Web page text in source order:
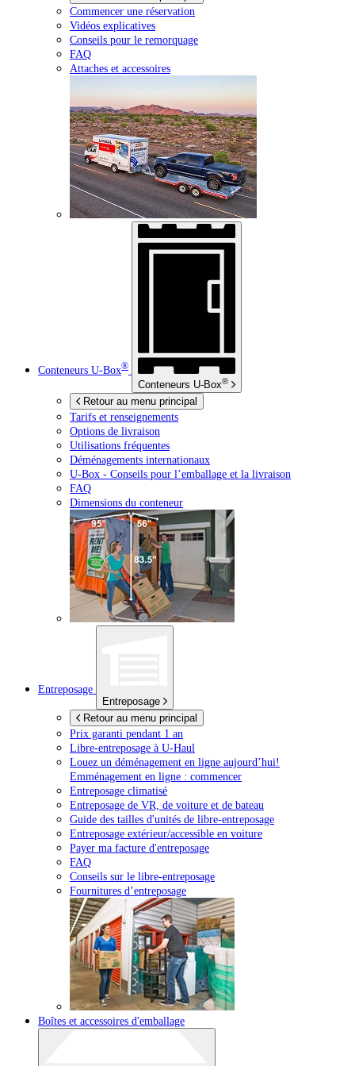
Commencer une réservation
Vidéos explicatives
Conseils pour le remorquage
FAQ
Attaches et accessoires
Conteneurs U-Box®
Conteneurs U-Box®
Retour au menu principal
Tarifs et renseignements
Options de livraison
Utilisations fréquentes
Déménagements internationaux
U-Box - Conseils pour l’emballage et la livraison
FAQ
Dimensions du conteneur
Entreposage
Entreposage
Retour au menu principal
Prix garanti pendant 1 an
Libre-entreposage à U-Haul
Louez un déménagement en ligne aujourd’hui!
Emménagement en ligne : commencer
Entreposage climatisé
Entreposage de VR, de voiture et de bateau
Guide des tailles d'unités de libre-entreposage
Entreposage extérieur/accessible en voiture
Payer ma facture d'entreposage
FAQ
Conseils sur le libre-entreposage
Fournitures d’entreposage
Boîtes et accessoires d'emballage